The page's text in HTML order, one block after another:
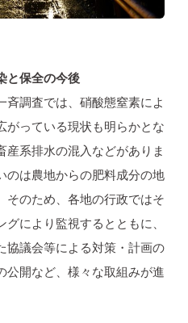
と保全の今後
斉調査では、硝酸態窒素によ
がっている現状も明らかとな
産系排水の混入などがありま
のは農地からの肥料成分の地
そのため、各地の行政ではそ
により監視するとともに、
協議会等による対策・計画の
公開など、様々な取組みが進